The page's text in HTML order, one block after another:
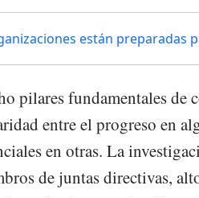
están preparadas
pilares fundamentales de
entre el progreso en
en otras. La
de juntas directivas,